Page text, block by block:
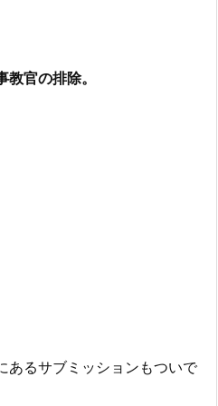
教官の排除。
あるサブミッションもついで